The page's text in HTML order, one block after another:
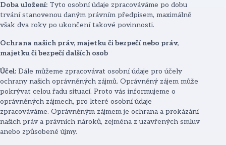
Doba uložení: Tyto osobní údaje zpracováváme po dobu
trvání stanovenou daným právním předpisem, maximálně
však dva roky po ukončení takové povinnosti.
Ochrana našich práv, majetku či bezpečí nebo práv,
majetku či bezpečí dalších osob
Účel: Dále můžeme zpracovávat osobní údaje pro účely
ochrany našich oprávněných zájmů. Oprávněný zájem může
pokrývat celou řadu situací. Proto vás informujeme o
oprávněných zájmech, pro které osobní údaje
zpracováváme. Oprávněným zájmem je ochrana a prokázání
našich práv a právních nároků, zejména z uzavřených smluv
anebo způsobené újmy.